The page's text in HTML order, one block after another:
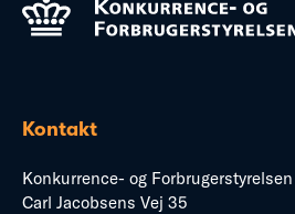
Kontakt
Konkurrence- og Forbrugerstyrelsen
Carl Jacobsens Vej 35